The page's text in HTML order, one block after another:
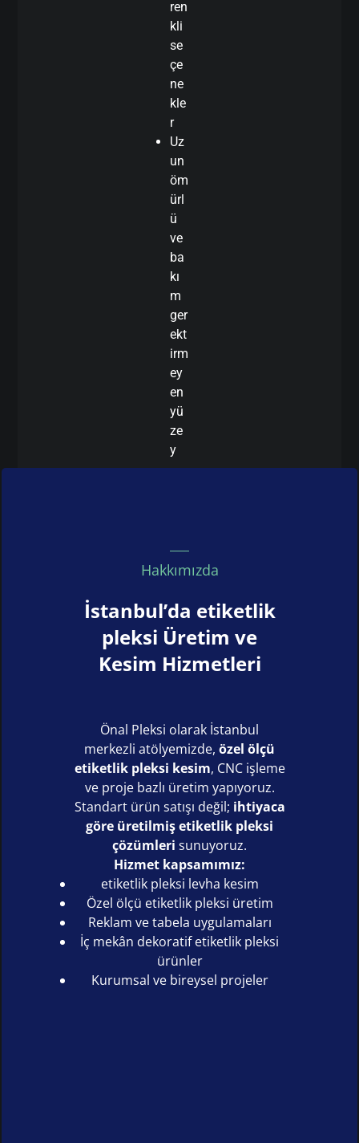
ren
kli
se
çe
ne
kle
r
Uz
un
öm
ürl
ü
ve
ba
kı
m
ger
ekt
irm
ey
en
yü
ze
y
Hakkımızda
İstanbul’da etiketlik
pleksi Üretim ve
Kesim Hizmetleri
Önal Pleksi olarak İstanbul
merkezli atölyemizde, özel ölçü
etiketlik pleksi kesim, CNC işleme
ve proje bazlı üretim yapıyoruz.
Standart ürün satışı değil; ihtiyaca
göre üretilmiş etiketlik pleksi
çözümleri sunuyoruz.
Hizmet kapsamımız:
etiketlik pleksi levha kesim
Özel ölçü etiketlik pleksi üretim
Reklam ve tabela uygulamaları
İç mekân dekoratif etiketlik pleksi
ürünler
Kurumsal ve bireysel projeler